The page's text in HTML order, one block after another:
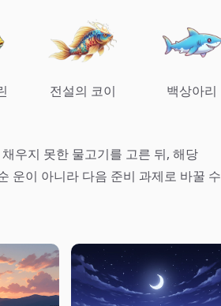
전설의 코이 백상아리
우지 못한 물고기를 고른 뒤, 해당
운이 아니라 다음 준비 과제로 바꿀 수